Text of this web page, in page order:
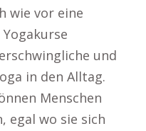
wie vor eine
und
in den Alltag.
Menschen
egal wo sie sich